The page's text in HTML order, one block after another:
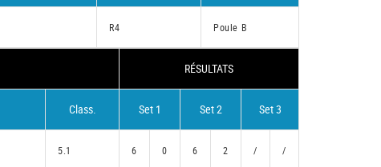
R4 Poule B
RÉSULTATS
Class. Set 1 Set 2 Set 3
5.1 6 0 6 2 / /